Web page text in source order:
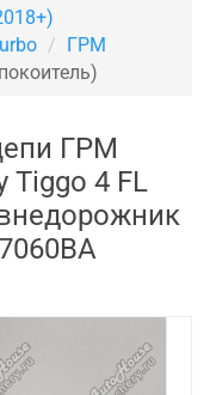
ГРМ
ГРМ
Tiggo 4 FL